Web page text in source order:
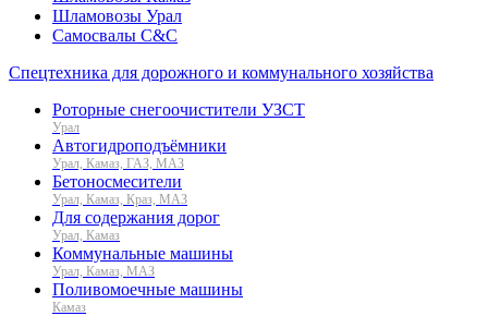
Шламовозы Урал
Самосвалы C&C
Спецтехника для дорожного и коммунального хозяйства
Роторные снегоочистители УЗСТ
Урал
Автогидроподъёмники
Урал, Камаз, ГАЗ, МАЗ
Бетоносмесители
Урал, Камаз, Краз, МАЗ
Для содержания дорог
Урал, Камаз
Коммунальные машины
Урал, Камаз, МАЗ
Поливомоечные машины
Камаз